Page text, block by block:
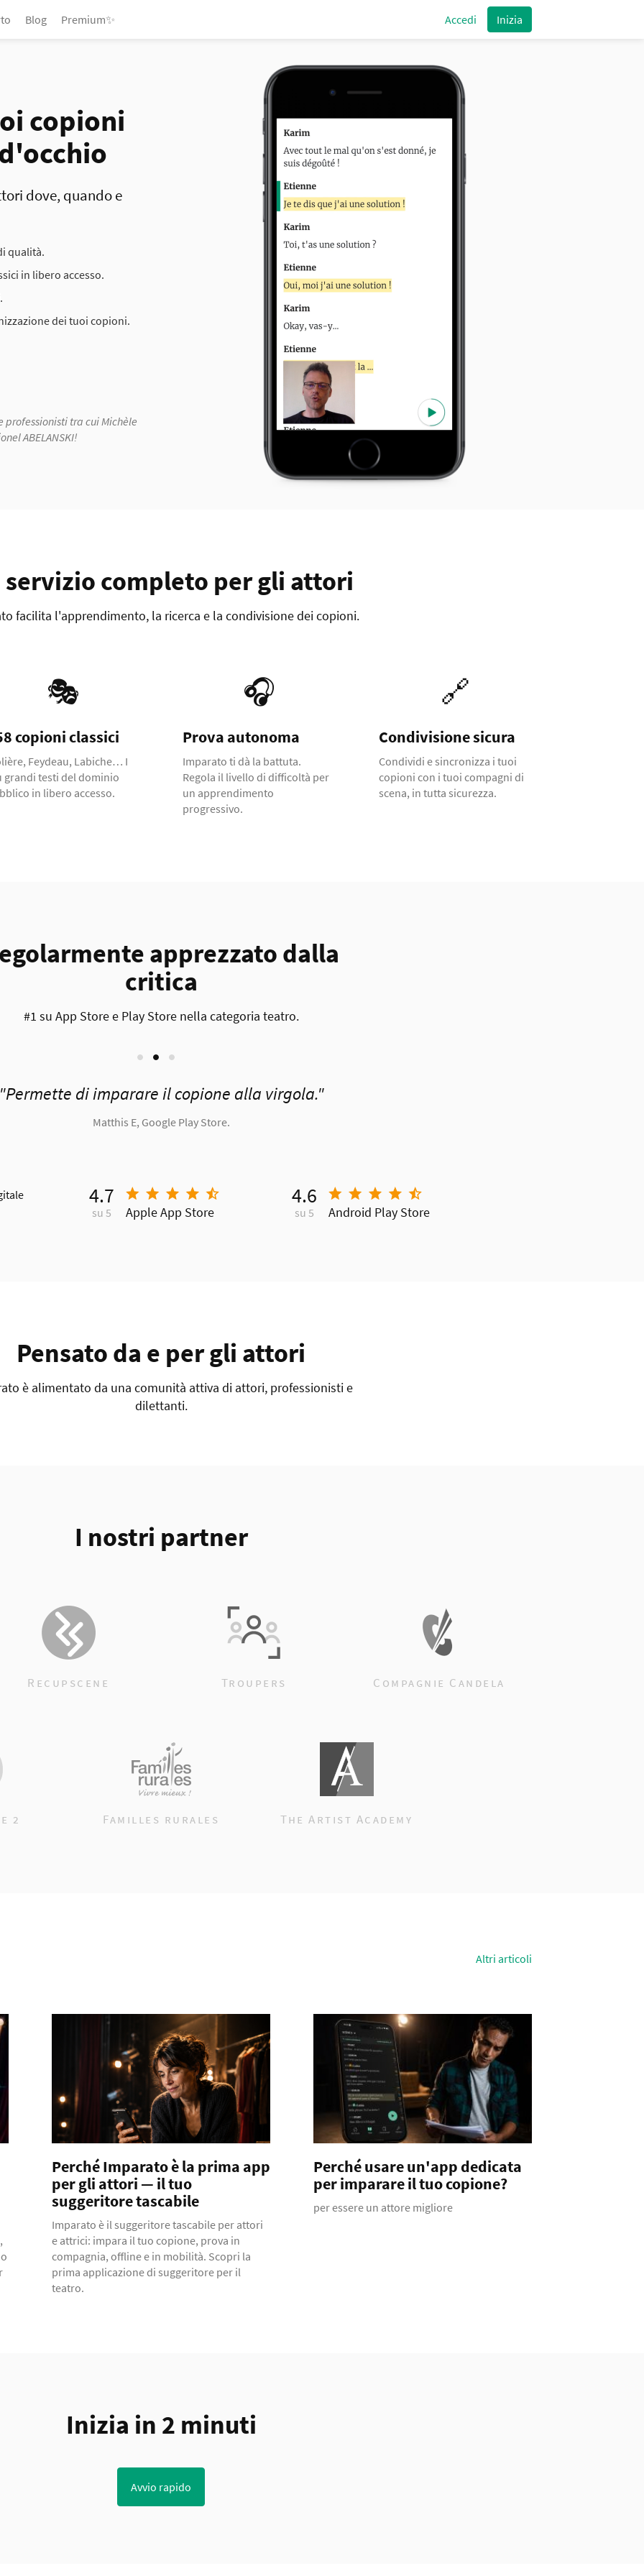
Blog Premium✨ Accedi Inizia
copioni
dove, quando e
qualità.
in libero accesso.
dei tuoi copioni.
tra cui Michèle
ABELANSKI!
servizio completo per gli attori
facilita l'apprendimento, la ricerca e la condivisione dei copioni.
🎭
copioni classici
Feydeau, Labiche… I
grandi testi del dominio
in libero accesso.
🎧
Prova autonoma
Imparato ti dà la battuta.
Regola il livello di difficoltà per
un apprendimento
progressivo.
🔗
Condivisione sicura
Condividi e sincronizza i tuoi
copioni con i tuoi compagni di
scena, in tutta sicurezza.
apprezzato dalla
critica
#1 su App Store e Play Store nella categoria teatro.
Permette di imparare il copione alla virgola.
Matthis E, Google Play Store.
4.7
su 5 Apple App Store
4.6
su 5 Android Play Store
Pensato da e per gli attori
è alimentato da una comunità attiva di attori, professionisti e
dilettanti.
I nostri partner
Recupscene Troupers Compagnie Candela
2 Familles rurales The Artist Academy
Altri articoli
Perché Imparato è la prima app
per gli attori — il tuo
suggeritore tascabile
Imparato è il suggeritore tascabile per attori
e attrici: impara il tuo copione, prova in
compagnia, offline e in mobilità. Scopri la
prima applicazione di suggeritore per il
teatro.
Perché usare un'app dedicata
per imparare il tuo copione?
per essere un attore migliore
Inizia in 2 minuti
Avvio rapido